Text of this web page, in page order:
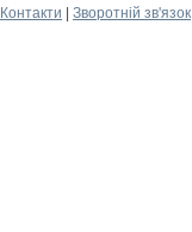
Контакти
Зворотній зв'язок